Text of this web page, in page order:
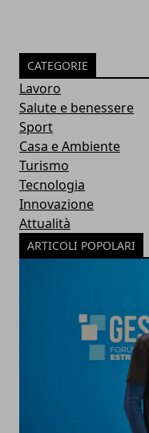
CATEGORIE
Lavoro
Salute e benessere
Sport
Casa e Ambiente
Turismo
Tecnologia
Innovazione
Attualità
ARTICOLI POPOLARI